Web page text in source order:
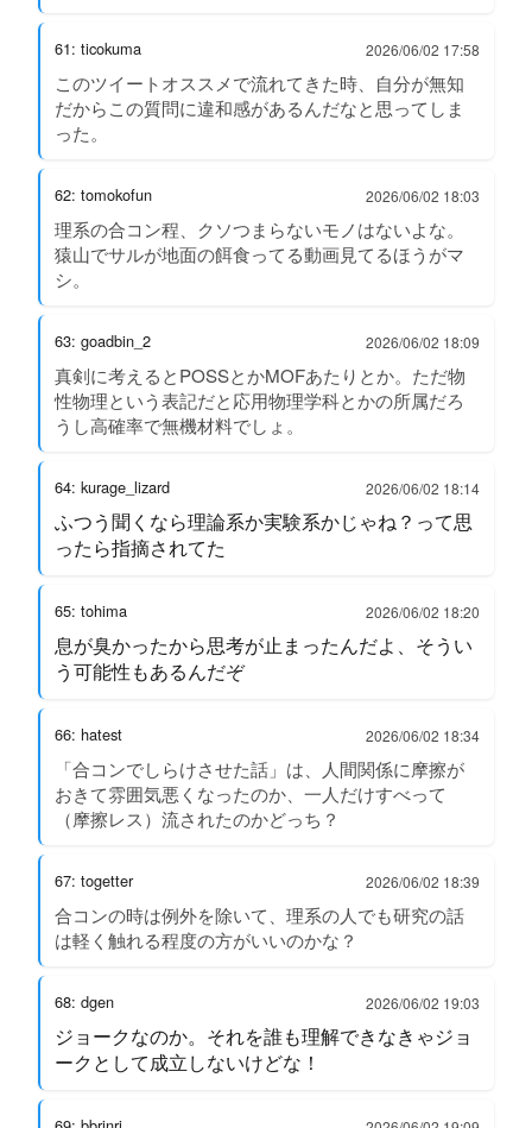
61: ticokuma 2026/06/02 17:58
このツイートオススメで流れてきた時、自分が無知
だからこの質問に違和感があるんだなと思ってしま
った。
62: tomokofun 2026/06/02 18:03
理系の合コン程、クソつまらないモノはないよな。
猿山でサルが地面の餌食ってる動画見てるほうがマ
シ。
63: goadbin_2 2026/06/02 18:09
真剣に考えるとPOSSとかMOFあたりとか。ただ物
性物理という表記だと応用物理学科とかの所属だろ
うし高確率で無機材料でしょ。
64: kurage_lizard 2026/06/02 18:14
ふつう聞くなら理論系か実験系かじゃね？って思
ったら指摘されてた
65: tohima 2026/06/02 18:20
息が臭かったから思考が止まったんだよ、そうい
う可能性もあるんだぞ
66: hatest 2026/06/02 18:34
「合コンでしらけさせた話」は、人間関係に摩擦が
おきて雰囲気悪くなったのか、一人だけすべって
（摩擦レス）流されたのかどっち？
67: togetter 2026/06/02 18:39
合コンの時は例外を除いて、理系の人でも研究の話
は軽く触れる程度の方がいいのかな？
68: dgen 2026/06/02 19:03
ジョークなのか。それを誰も理解できなきゃジョ
ークとして成立しないけどな！